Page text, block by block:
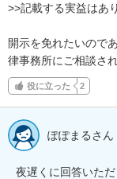
>>記載する実益はあ
開示を免れたいので
律事務所にご相談さ
役に立った 2
ぽぽまるさん
夜遅くに回答いた